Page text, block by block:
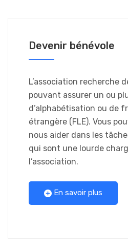
Devenir bénévole
L’association recherche
pouvant assurer un ou
d’alphabétisation ou de
étrangère (FLE). Vous
nous aider dans les
qui sont une lourde
l’association.
En savoir plus